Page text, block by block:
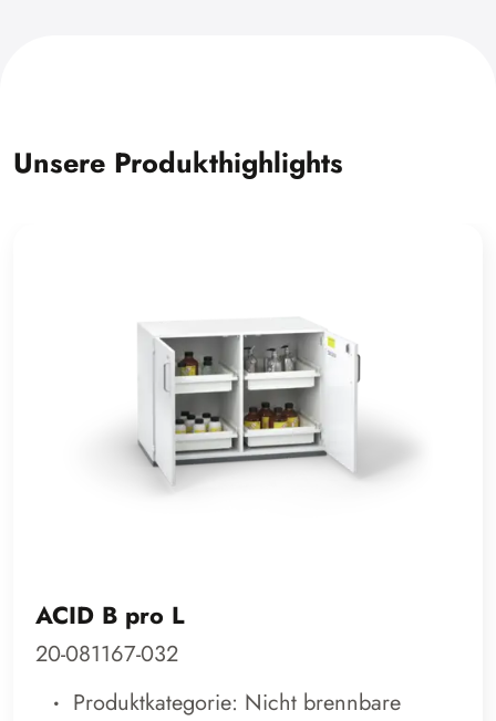
Unsere Produkthighlights
ACID B pro L
20-081167-032
Produktkategorie: Nicht brennbare